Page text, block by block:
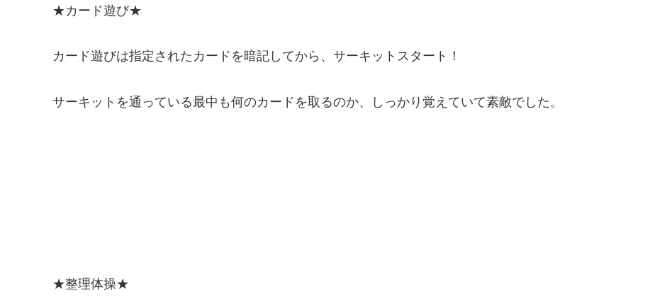
★カード遊び★
カード遊びは指定されたカードを暗記してから、サーキットスタート！
サーキットを通っている最中も何のカードを取るのか、しっかり覚えていて素敵でした。
★整理体操★